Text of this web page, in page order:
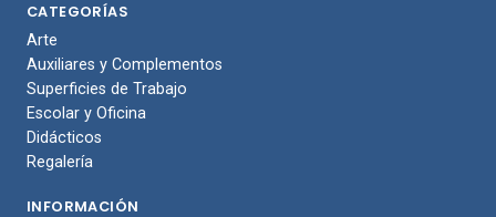
CATEGORÍAS
Arte
Auxiliares y Complementos
Superficies de Trabajo
Escolar y Oficina
Didácticos
Regalería
INFORMACIÓN